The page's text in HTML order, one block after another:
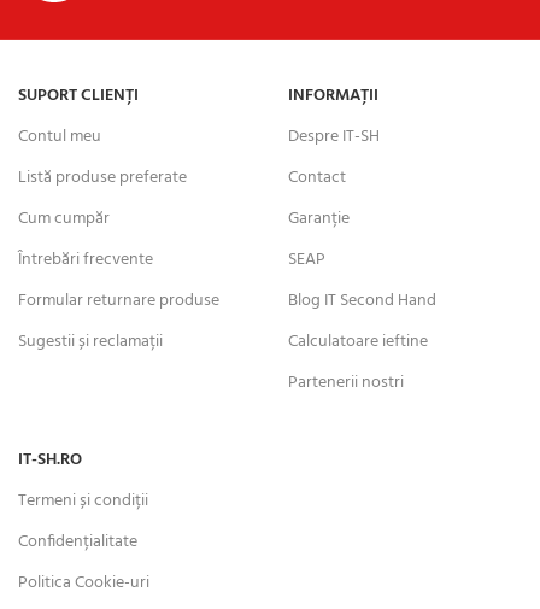
SUPORT CLIENȚI
Contul meu
Listă produse preferate
Cum cumpăr
Întrebări frecvente
Formular returnare produse
Sugestii și reclamații
INFORMAȚII
Despre IT-SH
Contact
Garanție
SEAP
Blog IT Second Hand
Calculatoare ieftine
Partenerii nostri
IT-SH.RO
Termeni și condiții
Confidențialitate
Politica Cookie-uri